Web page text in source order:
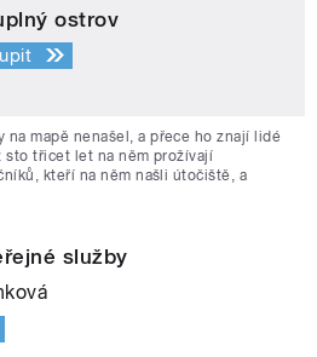
ostrov
na mapě nenašel, a přece ho znají lidé
sto třicet let na něm prožívají
kteří na něm našli útočiště, a
služby